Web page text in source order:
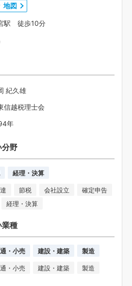
地図
駅 徒歩10分
紀久雄
信越税理士会
年
分野
経理・決算
節税 会社設立
確定申告
経理・決算
業種
・小売 建設・建築 製造
・小売 建設・建築
製造